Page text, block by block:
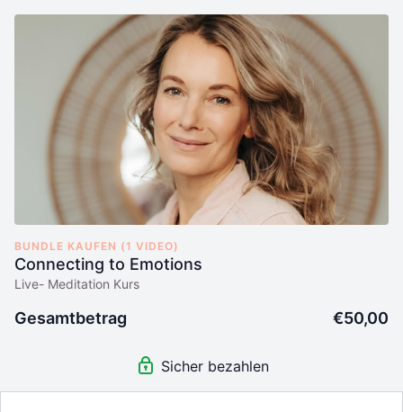
BUNDLE KAUFEN (1 VIDEO)
Connecting to Emotions
Live- Meditation Kurs
Gesamtbetrag €50,00
Sicher bezahlen